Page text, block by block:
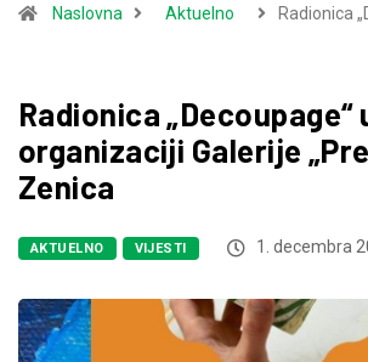
Naslovna Aktuelno Radionica
Radionica „Decoupage“
organizaciji Galerije
Zenica
AKTUELNO VIJESTI 1. decembra